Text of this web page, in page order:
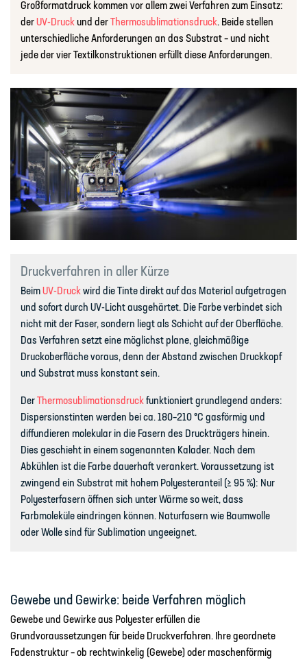
Großformatdruck kommen vor allem zwei Verfahren zum Einsatz:
derUV-Druckund derThermosublimationsdruck. Beide stellen
unterschiedliche Anforderungen an das Substrat – und nicht
jede der vier Textilkonstruktionen erfüllt diese Anforderungen.
Druckverfahren in aller Kürze
BeimUV-Druckwird die Tinte direkt auf das Material aufgetragen
und sofort durch UV-Licht ausgehärtet. Die Farbe verbindet sich
nicht mit der Faser, sondern liegt als Schicht auf der Oberfläche.
Das Verfahren setzt eine möglichst plane, gleichmäßige
Druckoberfläche voraus, denn der Abstand zwischen Druckkopf
und Substrat muss konstant sein.
DerThermosublimationsdruckfunktioniert grundlegend anders:
Dispersionstinten werden bei ca. 180–210 °C gasförmig und
diffundieren molekular in die Fasern des Druckträgers hinein.
Dies geschieht in einem sogenannten Kalader. Nach dem
Abkühlen ist die Farbe dauerhaft verankert. Voraussetzung ist
zwingend ein Substrat mit hohem Polyesteranteil (≥ 95 %): Nur
Polyesterfasern öffnen sich unter Wärme so weit, dass
Farbmoleküle eindringen können. Naturfasern wie Baumwolle
oder Wolle sind für Sublimation ungeeignet.
Gewebe und Gewirke: beide Verfahren möglich
Gewebe und Gewirke aus Polyester erfüllen die
Grundvoraussetzungen für beide Druckverfahren. Ihre geordnete
Fadenstruktur – ob rechtwinkelig (Gewebe) oder maschenförmig